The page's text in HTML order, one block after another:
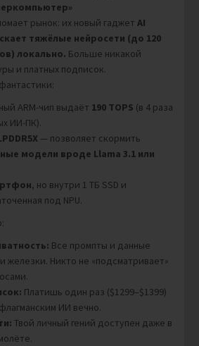
рынок: их новый гаджет AI
тяжёлые нейросети (до 120
локально. Больше никакой
и платных подписок.
ARM-чип выдаёт 190 TOPS (в 4 раза
ИИ-ПК).
— позволяет скормить
модели вроде Llama 3.1 или
, но внутри 1 ТБ SSD и
под NPU.
Все промпты и данные
железки. Никто не «подсматривает»
Платишь один раз ($1299–$1399)
ИИ вечно.
Твой личный гений доступен даже в